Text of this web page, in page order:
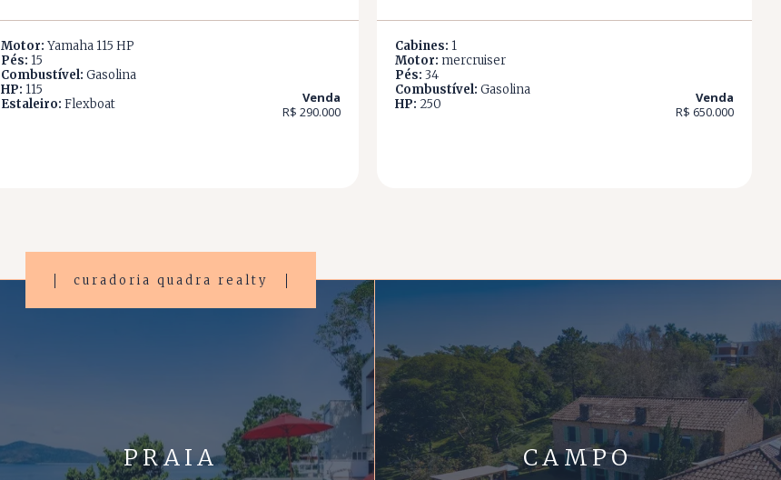
Motor: Yamaha 115 HP
Pés: 15
Combustível: Gasolina
HP: 115
Estaleiro: Flexboat
Venda
R$ 290.000
Cabines: 1
Motor: mercruiser
Pés: 34
Combustível: Gasolina
HP: 250
Venda
R$ 650.000
curadoria quadra realty
PRAIA CAMPO